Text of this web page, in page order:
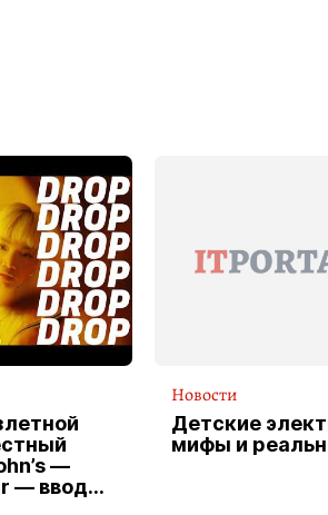
—
— вводит
Новости
Детские
мифы и